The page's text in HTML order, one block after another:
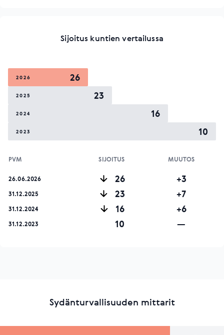
Sijoitus kuntien vertailussa
2026 26
2025 23
2024 16
2023 10
PVM SIJOITUS MUUTOS
26.06.2026 26 +3
31.12.2025 23 +7
31.12.2024 16 +6
31.12.2023 10 —
Sydänturvallisuuden mittarit